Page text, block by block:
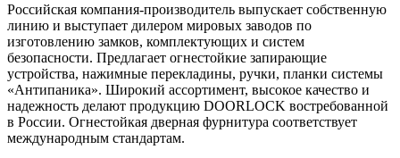
Российская компания-производитель выпускает собственную
линию и выступает дилером мировых заводов по
изготовлению замков, комплектующих и систем
безопасности. Предлагает огнестойкие запирающие
устройства, нажимные перекладины, ручки, планки системы
«Антипаника». Широкий ассортимент, высокое качество и
надежность делают продукцию DOORLOCK востребованной
в России. Огнестойкая дверная фурнитура соответствует
международным стандартам.